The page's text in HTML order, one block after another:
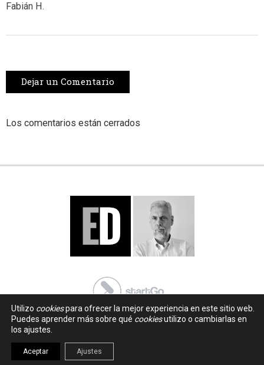
Fabián H.
Dejar un Comentario
Los comentarios están cerrados
Utilizo cookiespara ofrecer la mejor experiencia en este sitio web.
Puedes aprender más sobre qué cookiesutilizo o cambiarlas en
los ajustes.
Aceptar Ajustes